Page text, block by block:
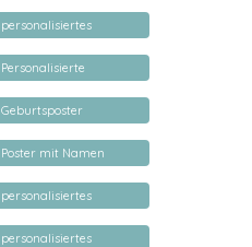
Geschenke für Baby
personalisiertes
Babygeschenk
Mädchen
Personalisierte
Geschenke Baby Junge
Geburtsposter
personalisiert
Poster mit Namen
Geburtsdatum
personalisiertes
Taufgeschenk
personalisiertes